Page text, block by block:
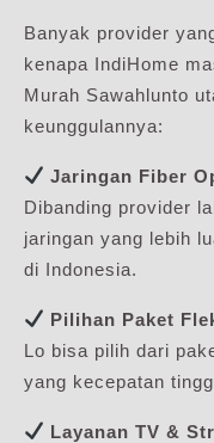
Banyak provider
kenapa IndiHome
Murah Sawahlunto
keunggulannya:
Jaringan Fiber
Dibanding provider
jaringan yang lebih
di Indonesia.
Pilihan Paket
Lo bisa pilih dari
yang kecepatan
Layanan TV &